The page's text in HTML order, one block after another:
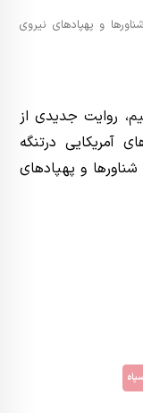
و پهپادهای نیروی
، روایت جدیدی از
آمریکایی درتنگه
و پهپادهای